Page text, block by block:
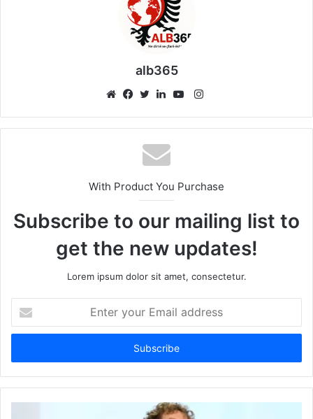
alb365
Instagram
With Product You Purchase
Subscribe to our mailing list to
get the new updates!
Lorem ipsum dolor sit amet, consectetur.
your
Email